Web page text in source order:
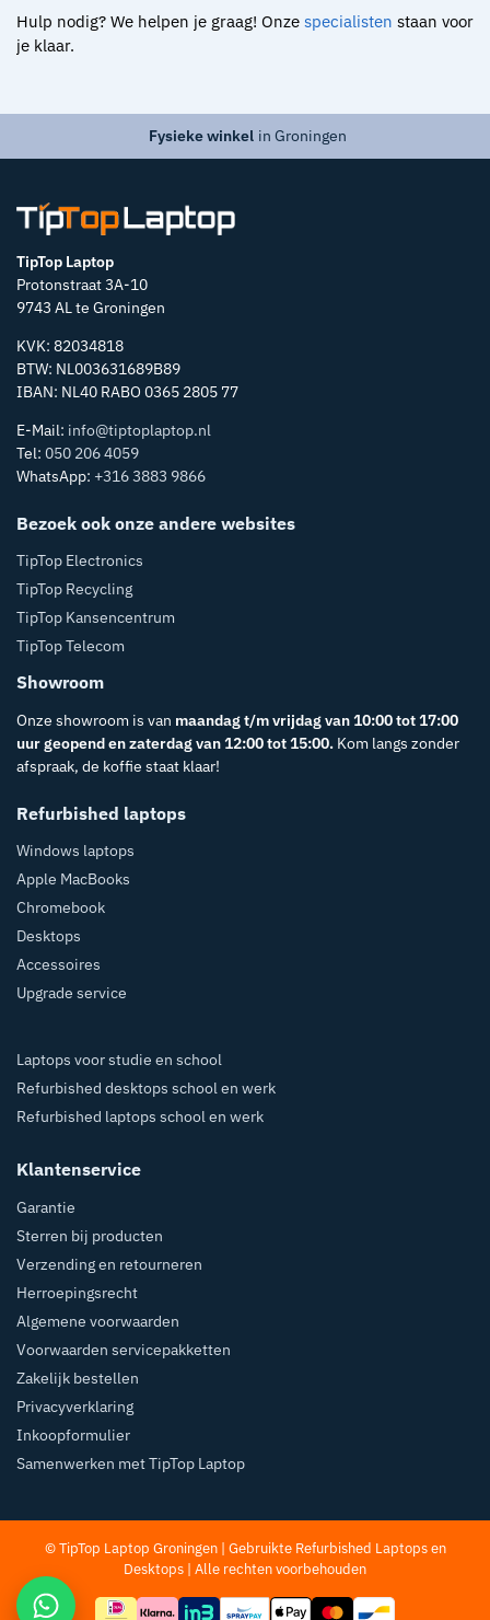
Hulp nodig? We helpen je graag! Onze specialisten staan voor
je klaar.
Fysieke winkel in Groningen
TipTop Laptop
Protonstraat 3A-10
9743 AL te Groningen
KVK: 82034818
BTW: NL003631689B89
IBAN: NL40 RABO 0365 2805 77
E-Mail: info@tiptoplaptop.nl
Tel: 050 206 4059
WhatsApp: +316 3883 9866
Bezoek ook onze andere websites
TipTop Electronics
TipTop Recycling
TipTop Kansencentrum
TipTop Telecom
Showroom
Onze showroom is van maandag t/m vrijdag van 10:00 tot 17:00
uur geopend en zaterdag van 12:00 tot 15:00. Kom langs zonder
afspraak, de koffie staat klaar!
Refurbished laptops
Windows laptops
Apple MacBooks
Chromebook
Desktops
Accessoires
Upgrade service
Laptops voor studie en school
Refurbished desktops school en werk
Refurbished laptops school en werk
Klantenservice
Garantie
Sterren bij producten
Verzending en retourneren
Herroepingsrecht
Algemene voorwaarden
Voorwaarden servicepakketten
Zakelijk bestellen
Privacyverklaring
Inkoopformulier
Samenwerken met TipTop Laptop
© TipTop Laptop Groningen | Gebruikte Refurbished Laptopsen
Desktops | Alle rechten voorbehouden